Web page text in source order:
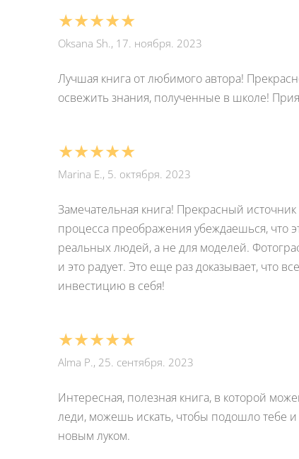
★★★★★
Oksana Sh., 17. ноября. 2023
Лучшая книга от любимого автора!
освежить знания, полученные в школе!
★★★★★
Marina E., 5. октября. 2023
Замечательная книга! Прекрасный
процесса преображения убеждаешься, что
реальных людей, а не для моделей.
и это радует. Это еще раз доказывает, что
инвестицию в себя!
★★★★★
Alma P., 25. сентября. 2023
Интересная, полезная книга, в которой
леди, можешь искать, чтобы подошло тебе
новым луком.